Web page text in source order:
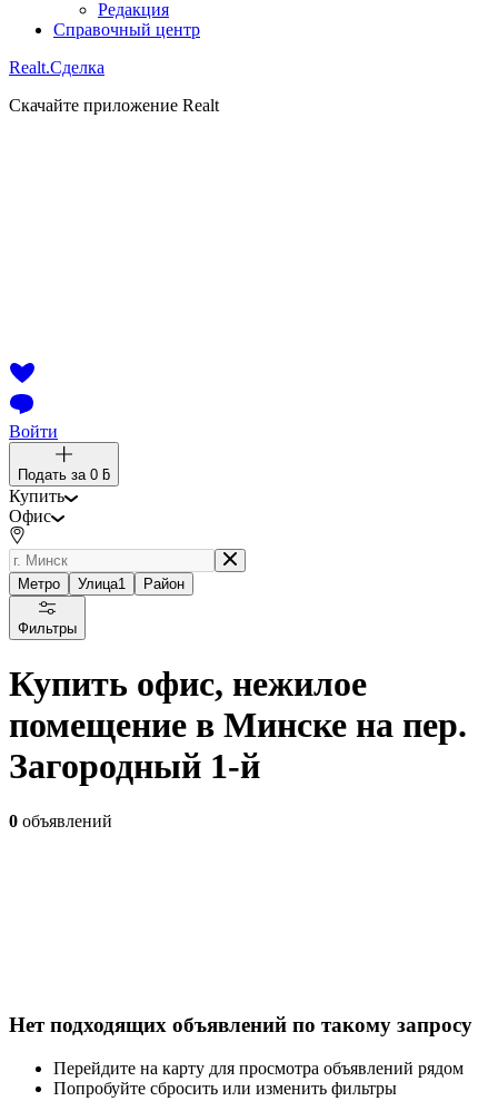
Редакция
Справочный центр
Realt.Сделка
Скачайте приложение Realt
Войти
Подать за 0 ƃ
Купить
Офис
Метро Улица1 Район
Фильтры
Купить офис, нежилое
помещение в Минске на пер.
Загородный 1-й
0 объявлений
Нет подходящих объявлений по такому запросу
Перейдите на карту для просмотра объявлений рядом
Попробуйте сбросить или изменить фильтры